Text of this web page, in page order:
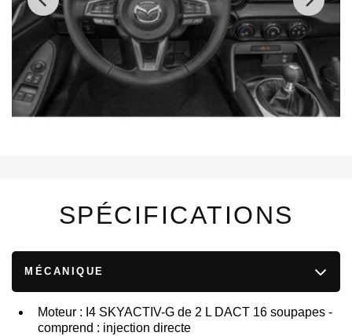
SPÉCIFICATIONS
MÉCANIQUE
Moteur : I4 SKYACTIV-G de 2 L DACT 16 soupapes -
comprend : injection directe